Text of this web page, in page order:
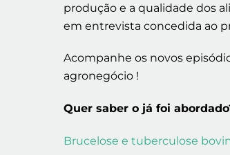
produção e a qualidade dos
em entrevista concedida ao
Acompanhe os novos
agronegócio !
Quer saber o já foi
Brucelose e tuberculose